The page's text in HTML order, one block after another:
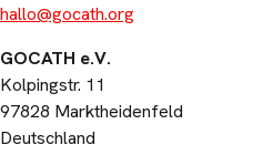
hallo@gocath.org
GOCATH e.V.
Kolpingstr. 11
97828 Marktheidenfeld
Deutschland